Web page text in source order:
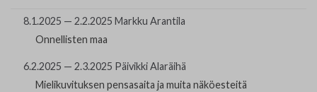
Näyttelytoiminta
Yhteystiedot
8.1.2025 — 2.2.2025 Markku Arantila
Onnellisten maa
6.2.2025 — 2.3.2025 Päivikki Alaräihä
Mielikuvituksen pensasaita ja muita näköesteitä